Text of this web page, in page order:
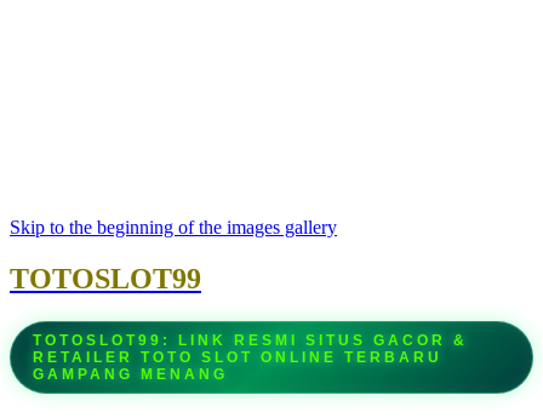
Skip to the beginning of the images gallery
TOTOSLOT99
TOTOSLOT99: LINK RESMI SITUS GACOR &
RETAILER TOTO SLOT ONLINE TERBARU
GAMPANG MENANG